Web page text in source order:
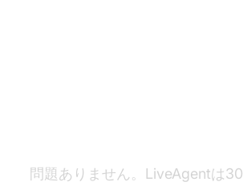
問題ありません。LiveAgentは